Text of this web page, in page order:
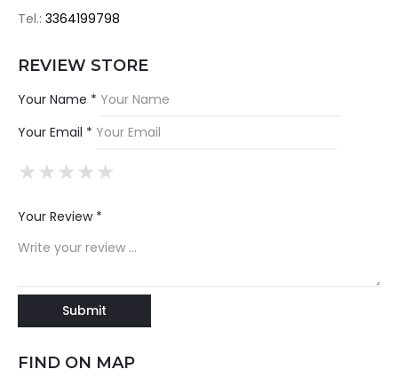
Tel.: 3364199798
REVIEW STORE
Your Name *
Your Email *
★
★★
★★★
★★★★
★★★★★
Your Review *
FIND ON MAP